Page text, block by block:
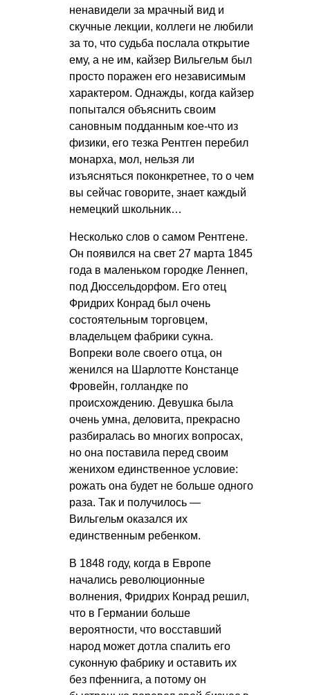
ненавидели за мрачный вид и
скучные лекции, коллеги не любили
за то, что судьба послала открытие
ему, а не им, кайзер Вильгельм был
просто поражен его независимым
характером. Однажды, когда кайзер
попытался объяснить своим
сановным подданным кое-что из
физики, его тезка Рентген перебил
монарха, мол, нельзя ли
изъясняться поконкретнее, то о чем
вы сейчас говорите, знает каждый
немецкий школьник…
Несколько слов о самом Рентгене.
Он появился на свет 27 марта 1845
года в маленьком городке Леннеп,
под Дюссельдорфом. Его отец
Фридрих Конрад был очень
состоятельным торговцем,
владельцем фабрики сукна.
Вопреки воле своего отца, он
женился на Шарлотте Констанце
Фровейн, голландке по
происхождению. Девушка была
очень умна, деловита, прекрасно
разбиралась во многих вопросах,
но она поставила перед своим
женихом единственное условие:
рожать она будет не больше одного
раза. Так и получилось —
Вильгельм оказался их
единственным ребенком.
В 1848 году, когда в Европе
начались революционные
волнения, Фридрих Конрад решил,
что в Германии больше
вероятности, что восставший
народ может дотла спалить его
суконную фабрику и оставить их
без пфеннига, а потому он